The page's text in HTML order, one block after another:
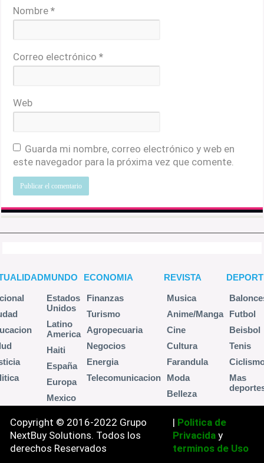
Nombre*
Correo electrónico*
Web
Guarda mi nombre, correo electrónico y web en
este navegador para la próxima vez que comente.
MUNDO
Estados
Unidos
Latino
America
Haiti
España
Europa
Mexico
ECONOMIA
Finanzas
Turismo
Agropecuaria
Negocios
Energia
Telecomunicacion
REVISTA
Musica
Anime/Manga
Cine
Cultura
Farandula
Moda
Belleza
Futbol
Beisbol
Tenis
Mas
Copyright © 2016-2022 Grupo
NextBuy Solutions. Todos los
derechos Reservados
| Politica de
Privacida y
terminos de Uso